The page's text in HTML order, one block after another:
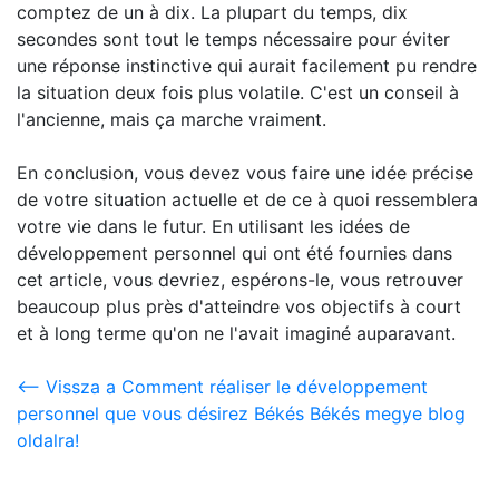
comptez de un à dix. La plupart du temps, dix
secondes sont tout le temps nécessaire pour éviter
une réponse instinctive qui aurait facilement pu rendre
la situation deux fois plus volatile. C'est un conseil à
l'ancienne, mais ça marche vraiment.
En conclusion, vous devez vous faire une idée précise
de votre situation actuelle et de ce à quoi ressemblera
votre vie dans le futur. En utilisant les idées de
développement personnel qui ont été fournies dans
cet article, vous devriez, espérons-le, vous retrouver
beaucoup plus près d'atteindre vos objectifs à court
et à long terme qu'on ne l'avait imaginé auparavant.
<-- Vissza a Comment réaliser le développement
personnel que vous désirez Békés Békés megye blog
oldalra!